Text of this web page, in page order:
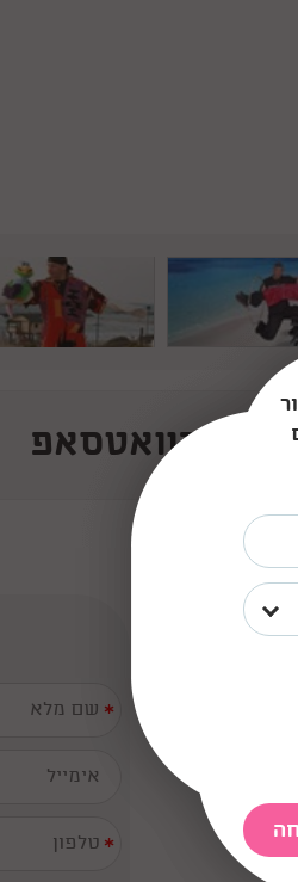
איתי בוואטסאפ
*
*